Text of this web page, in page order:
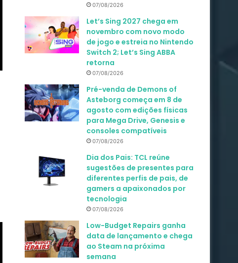
07/08/2026
Let’s Sing 2027 chega em
novembro com novo modo
de jogo e estreia no Nintendo
Switch 2; Let’s Sing ABBA
retorna
07/08/2026
Pré-venda de Demons of
Asteborg começa em 8 de
agosto com edições físicas
para Mega Drive, Genesis e
consoles compatíveis
07/08/2026
Dia dos Pais: TCL reúne
sugestões de presentes para
diferentes perfis de pais, de
gamers a apaixonados por
tecnologia
07/08/2026
Low-Budget Repairs ganha
data de lançamento e chega
ao Steam na próxima
semana